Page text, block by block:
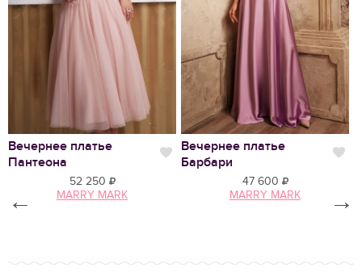
Нравится
Вечернее платье
Пантеона
Нравится
52 250
MARRY MARK
Вечернее платье
Барбари
47 600
MARRY MARK
← →